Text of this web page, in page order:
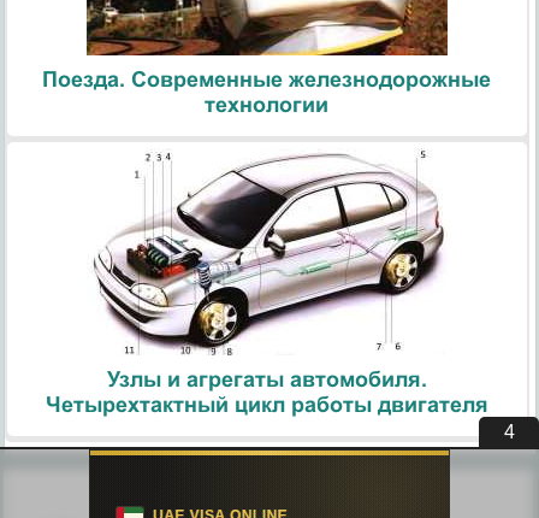
Поезда. Современные железнодорожные
технологии
Узлы и агрегаты автомобиля.
Четырехтактный цикл работы двигателя
3